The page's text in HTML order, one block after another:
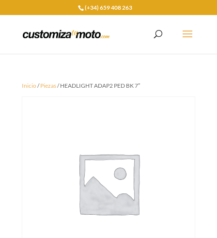
(+34) 659 408 263
Inicio/Piezas/ HEADLIGHT ADAP2 PED BK 7″